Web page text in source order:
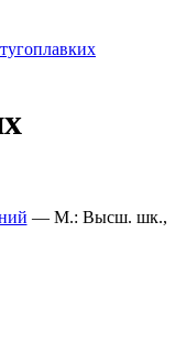
— М.: Высш. шк.,